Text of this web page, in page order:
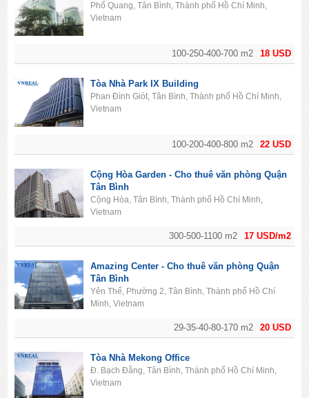
18 USD
100-250-400-700 m2
Phổ Quang, Tân Bình, Thành phố Hồ Chí Minh,
Vietnam
22 USD
100-200-400-800 m2
Tòa Nhà Park IX Building
Phan Đình Giót, Tân Bình, Thành phố Hồ Chí Minh,
Vietnam
17 USD/m2
300-500-1100 m2
Cộng Hòa Garden - Cho thuê văn phòng Quận
Tân Bình
Cộng Hòa, Tân Bình, Thành phố Hồ Chí Minh,
Vietnam
20 USD
29-35-40-80-170 m2
Amazing Center - Cho thuê văn phòng Quận
Tân Bình
Yên Thế, Phường 2, Tân Bình, Thành phố Hồ Chí
Minh, Vietnam
Tòa Nhà Mekong Office
Đ. Bạch Đằng, Tân Bình, Thành phố Hồ Chí Minh,
Vietnam